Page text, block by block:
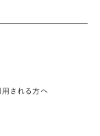
される方へ